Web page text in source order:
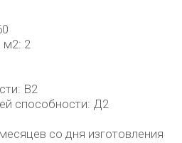
м2: 2
В2
способности: Д2
со дня изготовления